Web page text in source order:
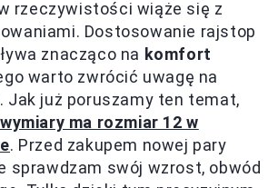
rzeczywistości wiąże się z
Dostosowanie rajstop
znacząco na komfort
warto zwrócić uwagę na
Jak już poruszamy ten temat,
ma rozmiar 12 w
. Przed zakupem nowej pary
sprawdzam swój wzrost, obwód